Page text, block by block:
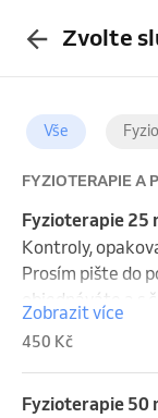
Zvolte
Vše
FYZIOTERAPIE A
Fyzioterapie 25
Kontroly,
Prosím pište do
objednáváte a s
Děkuji
Zobrazit více
450 Kč
Fyzioterapie 50